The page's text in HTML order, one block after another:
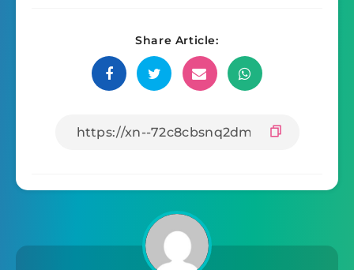
Share Article: